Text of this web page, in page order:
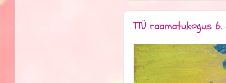
TTÜ raamatukogus